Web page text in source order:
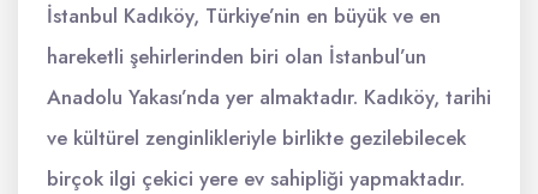
İstanbul Kadıköy, Türkiye’nin en büyük ve en
hareketli şehirlerinden biri olan İstanbul’un
Anadolu Yakası’nda yer almaktadır. Kadıköy, tarihi
ve kültürel zenginlikleriyle birlikte gezilebilecek
birçok ilgi çekici yere ev sahipliği yapmaktadır.